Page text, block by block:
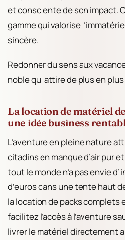
et consciente de son impact.
gamme qui valorise
sincère.
Redonner du sens aux
noble qui attire de plus en
La location de matériel
une idée business
L’aventure en pleine nature
citadins en manque d’air pur
tout le monde n’a pas envie
d’euros dans une tente haut
la location de packs complets
facilitez l’accès à l’aventure
livrer le matériel directement